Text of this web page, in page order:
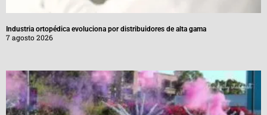
Industria ortopédica evoluciona por distribuidores de alta gama
7 agosto 2026